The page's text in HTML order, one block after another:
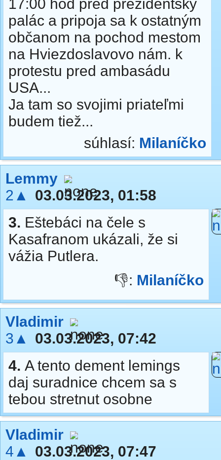
17:00 hod pred prezidentský
palác a pripoja sa k ostatným
občanom na pochod mestom
na Hviezdoslavovo nám. k
protestu pred ambasádu
USA...
Ja tam so svojimi priateľmi
budem tiež...
súhlasí: Milaníčko
Lemmy
2▲
03.03.2023, 01:58
3. Eštebáci na čele s
Kasafranom ukázali, že si
vážia Putlera.
👎: Milaníčko
Vladimir
3▲
03.03.2023, 07:42
4. A tento dement lemings
daj suradnice chcem sa s
tebou stretnut osobne
Vladimir
4▲
03.03.2023, 07:47